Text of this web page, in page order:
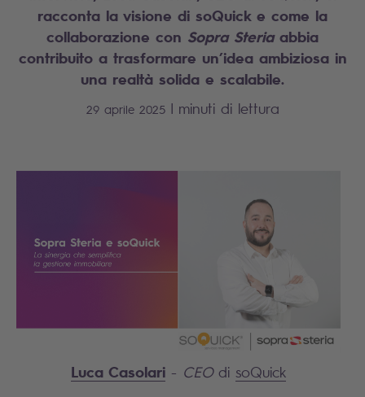
racconta la visione di soQuick e come la
collaborazione con Sopra Steriaabbia
contribuito a trasformare un’idea ambiziosa in
una realtà solida e scalabile.
29 aprile 2025 | minuti di lettura
Luca Casolari - CEO di soQuick